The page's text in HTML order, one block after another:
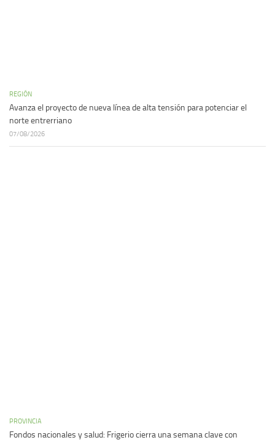
REGIÓN
Avanza el proyecto de nueva línea de alta tensión para potenciar el
norte entrerriano
07/08/2026
PROVINCIA
Fondos nacionales y salud: Frigerio cierra una semana clave con